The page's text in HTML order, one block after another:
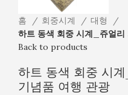
홈 회중시계
대형
하트 동색 회중 시계_쥬얼
Back to products
하트 동색 회중 시
기념품 여행 관광